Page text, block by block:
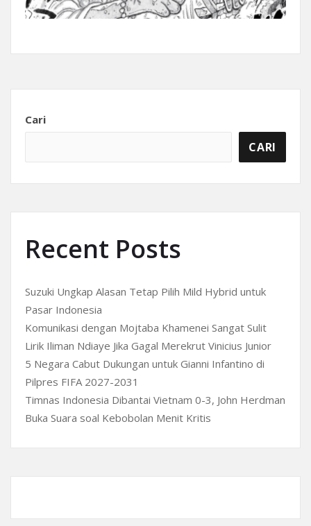
Cari
CARI
Recent Posts
Suzuki Ungkap Alasan Tetap Pilih Mild Hybrid untuk
Pasar Indonesia
Komunikasi dengan Mojtaba Khamenei Sangat Sulit
Lirik Iliman Ndiaye Jika Gagal Merekrut Vinicius Junior
5 Negara Cabut Dukungan untuk Gianni Infantino di
Pilpres FIFA 2027-2031
Timnas Indonesia Dibantai Vietnam 0-3, John Herdman
Buka Suara soal Kebobolan Menit Kritis